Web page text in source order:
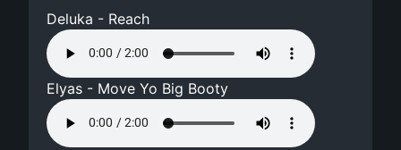
Deluka - Reach
Elyas - Move Yo Big Booty